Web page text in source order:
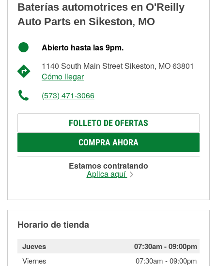
Baterías automotrices en O'Reilly
Auto Parts en Sikeston, MO
Abierto hasta las 9pm.
1140 South Main Street Sikeston, MO 63801
Cómo llegar
(573) 471-3066
FOLLETO DE OFERTAS
COMPRA AHORA
Estamos contratando
Aplica aquí
Horario de tienda
Jueves 07:30am-09:00pm
Viernes 07:30am -09:00pm